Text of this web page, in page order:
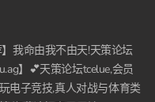
我命由我不由天!天策论坛
】💕天策论坛tcelue,会员
电子竞技,真人对战与体育类